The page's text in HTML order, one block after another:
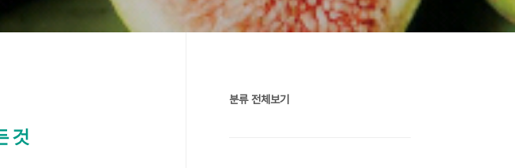
것
분류 전체보기